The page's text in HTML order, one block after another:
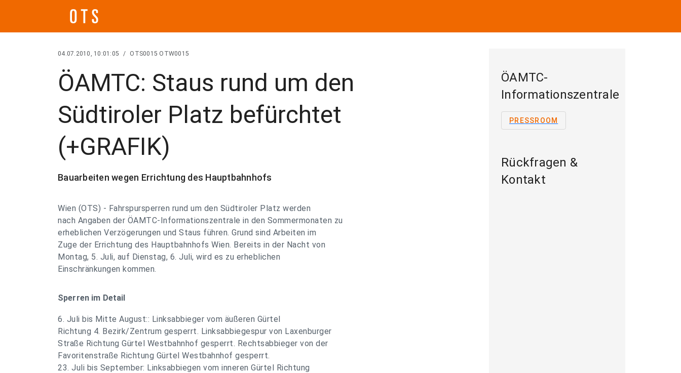
04.07.2010, 10:01:05 / OTS0015 OTW0015
ÖAMTC: Staus rund um den
Südtiroler Platz befürchtet
(+GRAFIK)
Bauarbeiten wegen Errichtung des Hauptbahnhofs
Wien (OTS) - Fahrspursperren rund um den Südtiroler Platz werden
nach Angaben der ÖAMTC-Informationszentrale in den Sommermonaten zu
erheblichen Verzögerungen und Staus führen. Grund sind Arbeiten im
Zuge der Errichtung des Hauptbahnhofs Wien. Bereits in der Nacht von
Montag, 5. Juli, auf Dienstag, 6. Juli, wird es zu erheblichen
Einschränkungen kommen.
Sperren im Detail
6. Juli bis Mitte August:: Linksabbieger vom äußeren Gürtel
Richtung 4. Bezirk/Zentrum gesperrt. Linksabbiegespur von Laxenburger
Straße Richtung Gürtel Westbahnhof gesperrt. Rechtsabbieger von der
Favoritenstraße Richtung Gürtel Westbahnhof gesperrt.
23. Juli bis September: Linksabbiegen vom inneren Gürtel Richtung
ÖAMTC-
Informationszentrale
PRESSROOM
Rückfragen &
Kontakt